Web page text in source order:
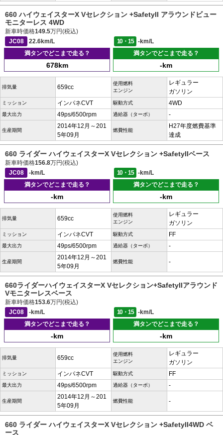
660 ハイウェイスターX Vセレクション +SafetyII アラウンドビュー
モニターレス 4WD
新車時価格149.5万円(税込)
JC08
22.6km/L 10・15
-km/L
満タンでどこまで走る？
678km
満タンでどこまで走る？
-km
排気量 659cc
使用燃料
エンジン
レギュラー
ガソリン
ミッション インパネCVT 駆動方式 4WD
最大出力 49ps/6500rpm 過給器（ターボ） -
生産期間
2014年12月～201
5年09月
燃費性能
H27年度燃費基準
達成
660 ライダー ハイウェイスターX Vセレクション +SafetyIIベース
新車時価格156.8万円(税込)
JC08
-km/L 10・15
-km/L
満タンでどこまで走る？
-km
満タンでどこまで走る？
-km
排気量 659cc
使用燃料
エンジン
レギュラー
ガソリン
ミッション インパネCVT 駆動方式 FF
最大出力 49ps/6500rpm 過給器（ターボ） -
生産期間
2014年12月～201
5年09月
燃費性能 -
660ライダーハイウェイスターX Vセレクション+SafetyIIアラウンド
Vモニターレスベース
新車時価格153.6万円(税込)
JC08
-km/L 10・15
-km/L
満タンでどこまで走る？
-km
満タンでどこまで走る？
-km
排気量 659cc
使用燃料
エンジン
レギュラー
ガソリン
ミッション インパネCVT 駆動方式 FF
最大出力 49ps/6500rpm 過給器（ターボ） -
生産期間
2014年12月～201
5年09月
燃費性能 -
660 ライダー ハイウェイスターX Vセレクション +SafetyII4WD ベ
ース